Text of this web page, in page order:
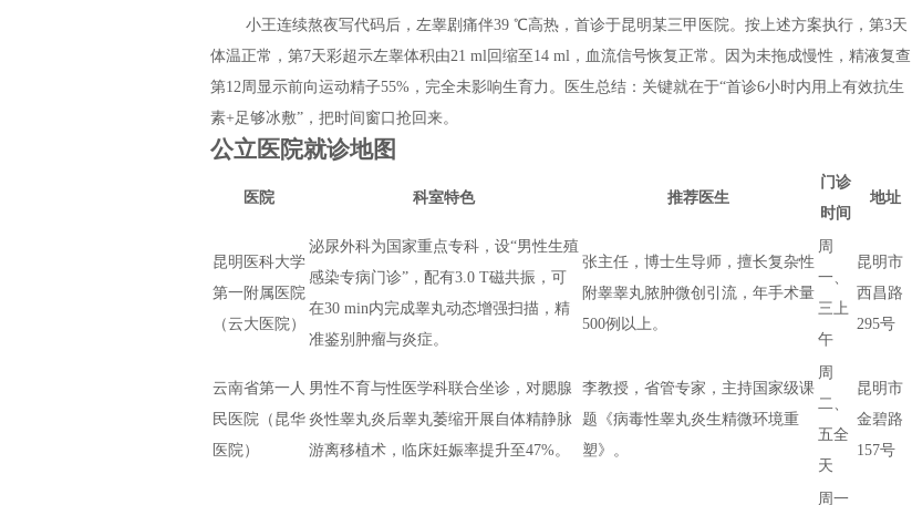
小王连续熬夜写代码后，左睾剧痛伴39 ℃高热，首诊于昆明某三甲医院。按上述方案执行，第3天
体温正常，第7天彩超示左睾体积由21 ml回缩至14 ml，血流信号恢复正常。因为未拖成慢性，精液复查
第12周显示前向运动精子55%，完全未影响生育力。医生总结：关键就在于“首诊6小时内用上有效抗生
素+足够冰敷”，把时间窗口抢回来。
公立医院就诊地图
医院 科室特色 推荐医生
门诊
时间
地址
昆明医科大学
第一附属医院
（云大医院）
泌尿外科为国家重点专科，设“男性生殖
感染专病门诊”，配有3.0 T磁共振，可
在30 min内完成睾丸动态增强扫描，精
准鉴别肿瘤与炎症。
张主任，博士生导师，擅长复杂性
附睾睾丸脓肿微创引流，年手术量
500例以上。
周
一、
三上
午
昆明市
西昌路
295号
云南省第一人
民医院（昆华
医院）
男性不育与性医学科联合坐诊，对腮腺
炎性睾丸炎后睾丸萎缩开展自体精静脉
游离移植术，临床妊娠率提升至47%。
李教授，省管专家，主持国家级课
题《病毒性睾丸炎生精微环境重
塑》。
周
二、
五全
天
昆明市
金碧路
157号
周一